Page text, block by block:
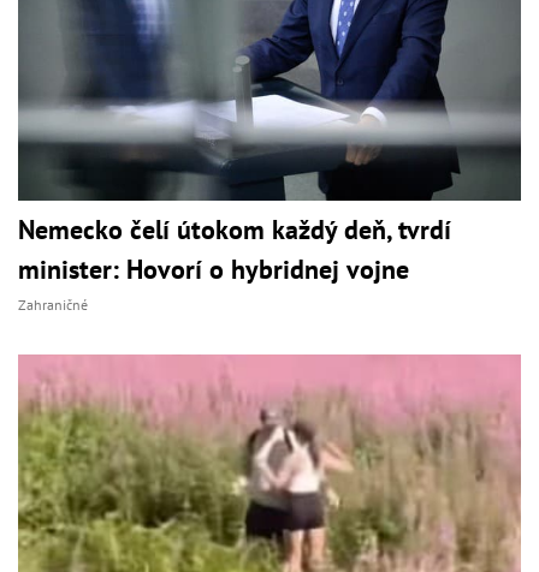
Nemecko čelí útokom každý deň, tvrdí
minister: Hovorí o hybridnej vojne
Zahraničné